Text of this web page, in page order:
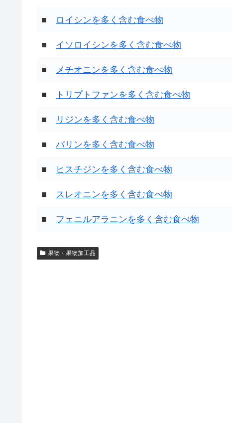
■ ロイシンを多く含む食べ物
■ イソロイシンを多く含む食べ物
■ メチオニンを多く含む食べ物
■ トリプトファンを多く含む食べ物
■ リジンを多く含む食べ物
■ バリンを多く含む食べ物
■ ヒスチジンを多く含む食べ物
■ スレオニンを多く含む食べ物
■ フェニルアラニンを多く含む食べ物
果物・果物加工品